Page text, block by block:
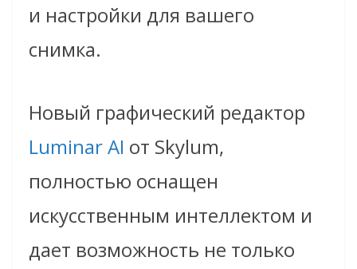
и настройки для вашего
снимка.
Новый графический редактор
Luminar AI от Skylum,
полностью оснащен
искусственным интеллектом и
дает возможность не только